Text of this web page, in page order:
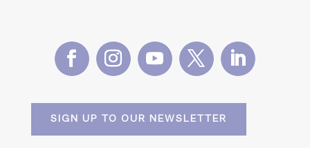
SIGN UP TO OUR NEWSLETTER